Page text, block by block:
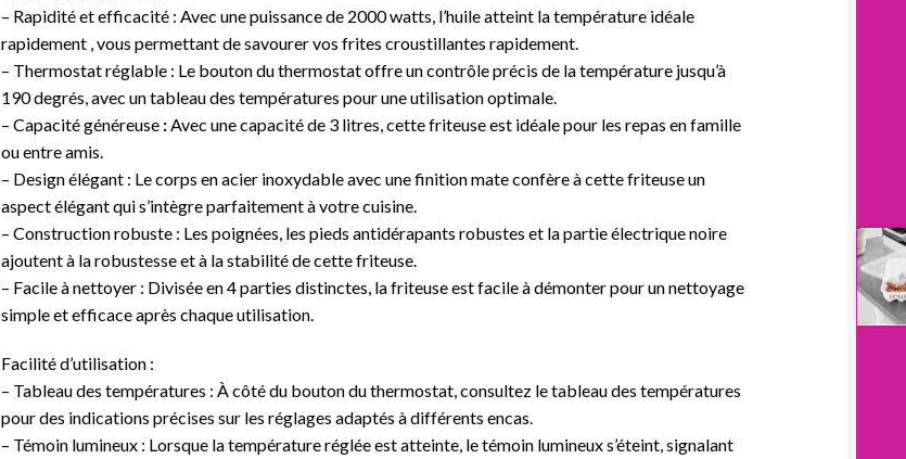
– Rapidité et efficacité : Avec une puissance de 2000 watts, l’huile atteint la température idéale
rapidement , vous permettant de savourer vos frites croustillantes rapidement.
– Thermostat réglable : Le bouton du thermostat offre un contrôle précis de la température jusqu’à
190 degrés, avec un tableau des températures pour une utilisation optimale.
– Capacité généreuse : Avec une capacité de 3 litres, cette friteuse est idéale pour les repas en famille
ou entre amis.
– Design élégant : Le corps en acier inoxydable avec une finition mate confère à cette friteuse un
aspect élégant qui s’intègre parfaitement à votre cuisine.
– Construction robuste : Les poignées, les pieds antidérapants robustes et la partie électrique noire
ajoutent à la robustesse et à la stabilité de cette friteuse.
– Facile à nettoyer : Divisée en 4 parties distinctes, la friteuse est facile à démonter pour un nettoyage
simple et efficace après chaque utilisation.
Facilité d’utilisation :
– Tableau des températures : À côté du bouton du thermostat, consultez le tableau des températures
pour des indications précises sur les réglages adaptés à différents encas.
– Témoin lumineux : Lorsque la température réglée est atteinte, le témoin lumineux s’éteint, signalant